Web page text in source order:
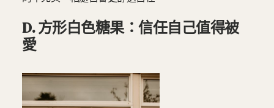
D. 方形白色糖果：信任自己值得被
愛